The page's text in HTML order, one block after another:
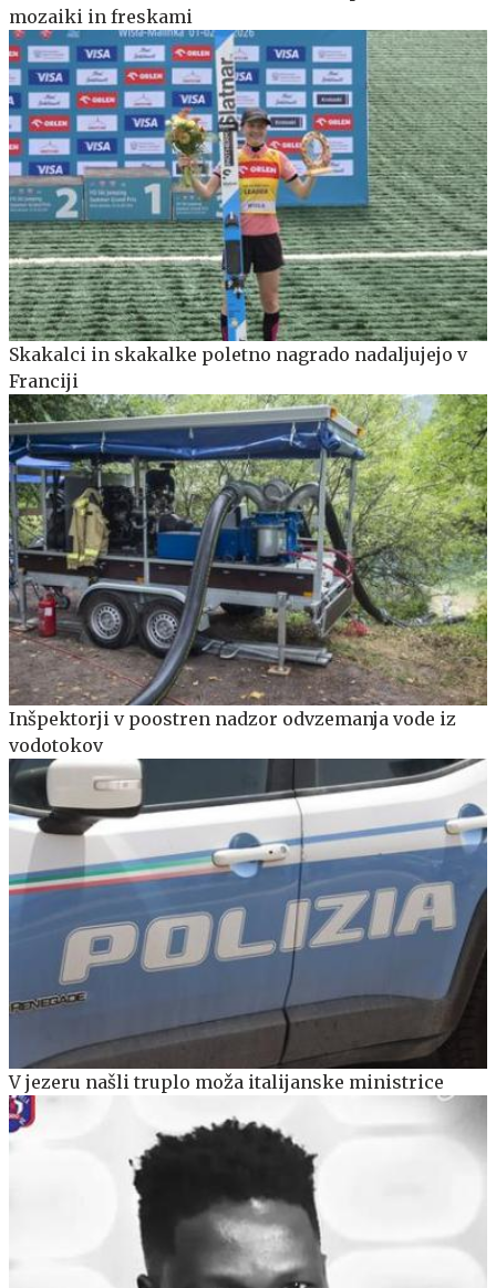
mozaiki in freskami
Skakalci in skakalke poletno nagrado nadaljujejo v
Franciji
Inšpektorji v poostren nadzor odvzemanja vode iz
vodotokov
V jezeru našli truplo moža italijanske ministrice